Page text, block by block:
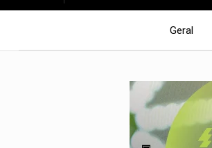
Geral